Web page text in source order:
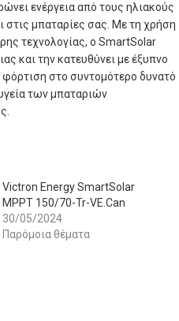
ενέργεια από τους ηλιακούς
στις μπαταρίες σας. Με τη χρήση
τεχνολογίας, ο SmartSolar
και την κατευθύνει με έξυπνο
στο συντομότερο δυνατό
των μπαταριών
Victron Energy SmartSolar
MPPT 150/70-Tr-VE.Can
30/05/2024
Παρόμοια θέματα